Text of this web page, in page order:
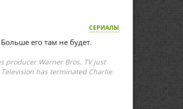
СЕРИАЛЫ
его там не будет.
producer Warner Bros. TV just
has terminated Charlie